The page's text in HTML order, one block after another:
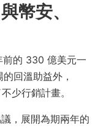
幣安、
的 330 億美元一
回溫助益外，
少行銷計畫。
，展開為期兩年的